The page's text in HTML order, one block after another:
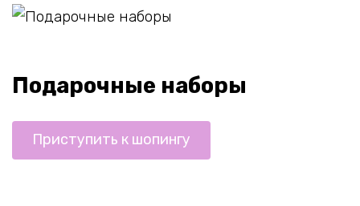
Подарочные наборы
Приступить к шопингу